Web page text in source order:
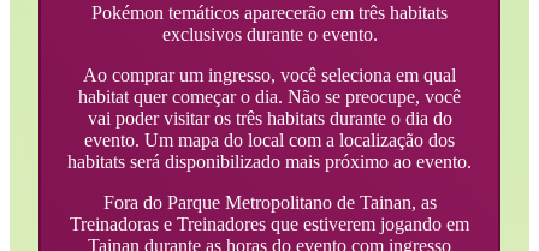
Pokémon temáticos aparecerão em três habitats
exclusivos durante o evento.
Ao comprar um ingresso, você seleciona em qual
habitat quer começar o dia. Não se preocupe, você
vai poder visitar os três habitats durante o dia do
evento. Um mapa do local com a localização dos
habitats será disponibilizado mais próximo ao evento.
Fora do Parque Metropolitano de Tainan, as
Treinadoras e Treinadores que estiverem jogando em
Tainan durante as horas do evento com ingresso